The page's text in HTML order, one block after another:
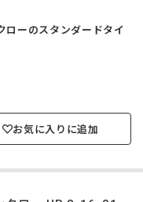
ローのスタンダードタイ
お気に入りに追加